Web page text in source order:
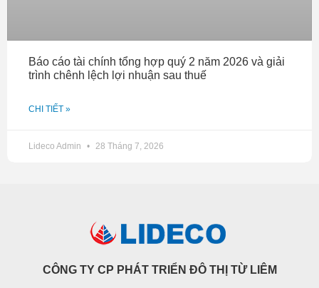
Báo cáo tài chính tổng hợp quý 2 năm 2026 và giải
trình chênh lệch lợi nhuận sau thuế
CHI TIẾT »
Lideco Admin 28 Tháng 7, 2026
CÔNG TY CP PHÁT TRIỂN ĐÔ THỊ TỪ LIÊM